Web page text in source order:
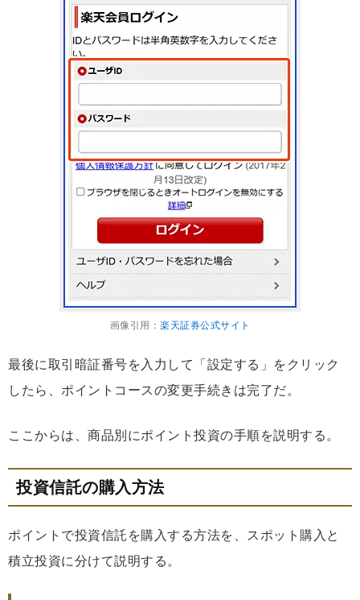
画像引用： 楽天証券公式サイト
最後に取引暗証番号を入力して「設定する」をクリック
したら、ポイントコースの変更手続きは完了だ。
ここからは、商品別にポイント投資の手順を説明する。
投資信託の購入方法
ポイントで投資信託を購入する方法を、スポット購入と
積立投資に分けて説明する。